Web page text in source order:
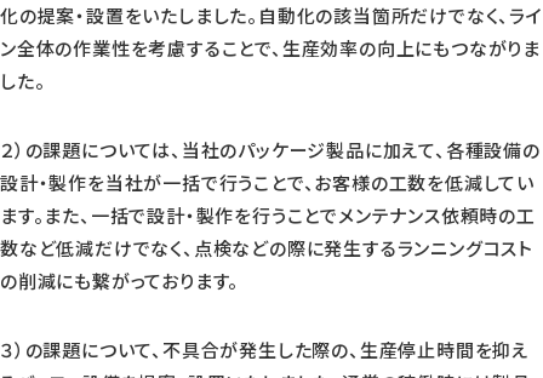
化の提案・設置をいたしました。自動化の該当箇所だけでなく、ライ
ン全体の作業性を考慮することで、生産効率の向上にもつながりま
した。
２）の課題については、当社のパッケージ製品に加えて、各種設備の
設計・製作を当社が一括で行うことで、お客様の工数を低減してい
ます。また、一括で設計・製作を行うことでメンテナンス依頼時の工
数など低減だけでなく、点検などの際に発生するランニングコスト
の削減にも繋がっております。
３）の課題について、不具合が発生した際の、生産停止時間を抑え